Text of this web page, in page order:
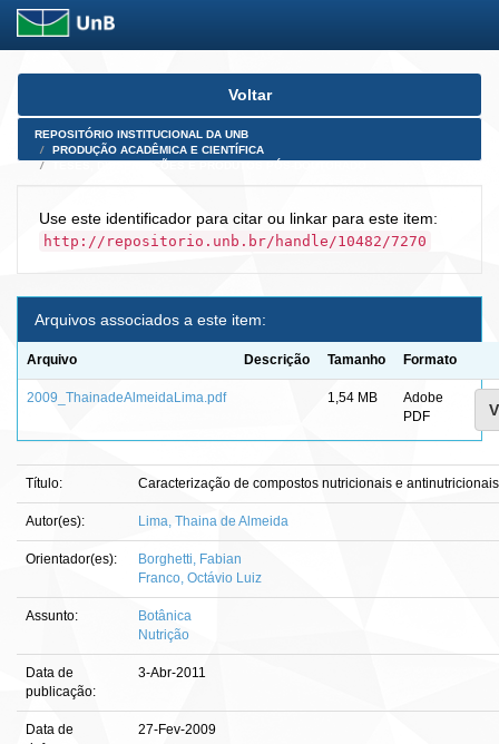
Skip
Voltar
REPOSITÓRIO INSTITUCIONAL DA UNB
PRODUÇÃO ACADÊMICA E CIENTÍFICA
Use este identificador para citar ou linkar para este item:
http://repositorio.unb.br/handle/10482/7270
Arquivos associados a este item:
Arquivo Descrição Tamanho Formato
2009_ThainadeAlmeidaLima.pdf 1,54 MB
Adobe
PDF
Título: Caracterização de compostos nutricionais e
Autor(es): Lima, Thaina de Almeida
Orientador(es):
Borghetti, Fabian
Franco, Octávio Luiz
Assunto:
Botânica
Nutrição
Data de
publicação:
3-Abr-2011
Data de
27-Fev-2009